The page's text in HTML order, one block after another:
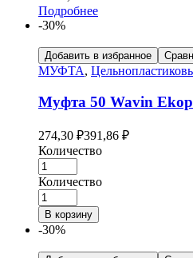
Подробнее
-30%
Добавить в избранное
МУФТА,
Муфта 50 Wavin
274,30 ₽391,86 ₽
Количество
Количество
В корзину
-30%